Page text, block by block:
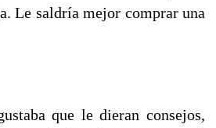
Le saldría mejor comprar una
que le dieran consejos,